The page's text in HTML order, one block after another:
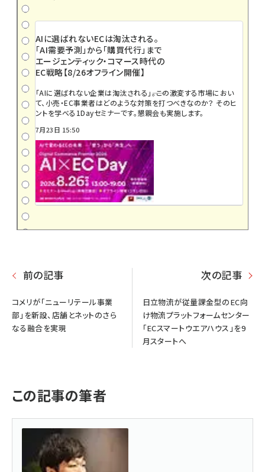
AIに選ばれないECは淘汰される。
「AI需要予測」から「購買代行」まで
エージェンティック・コマース時代の
EC戦略【8/26オフライン開催】
「AIに選ばれない企業は淘汰される」――。この激変する市場におい
て、小売・EC事業者はどのような対策を打つべきなのか？ そのヒ
ントを学べる1Dayセミナーです。懇親会も実施します。
7月23日 15:50
前の記事
コメリが「ニューリテール事業
部」を新設、店舗とネットのさら
なる融合を実現
次の記事
日立物流が従量課金型のEC向
け物流プラットフォームセンター
「ECスマートウエアハウス」を9
月スタートへ
この記事の筆者